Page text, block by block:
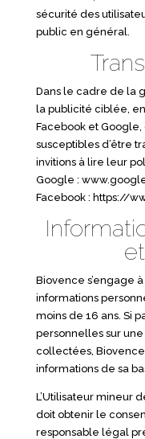
sécurité des
public en général.
Dans le cadre de la
la publicité ciblée,
Facebook et
susceptibles d’être
invitions à lire leur
Google :
Facebook : https://
Biovence s’engage
informations
moins de 16 ans. Si
personnelles sur
collectées, Biovence
informations de sa
L’Utilisateur mineur
doit obtenir le
responsable légal